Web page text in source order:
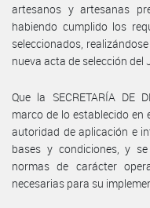
artesanos y artesanas
habiendo cumplido los
seleccionados,
nueva acta de selección del
Que la SECRETARÍA DE
marco de lo establecido en
autoridad de aplicación e
bases y condiciones, y
normas de carácter
necesarias para su